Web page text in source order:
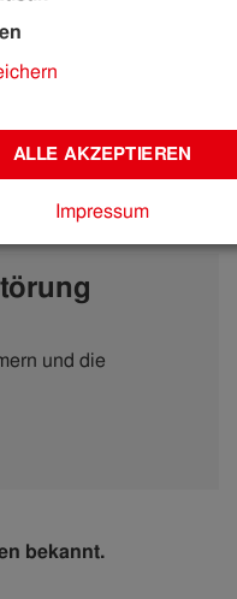
Störungen und
auf einen Blick.
aktuelle Störungen
und die
bekannt.
ALLE AKZEPTIEREN
Impressum